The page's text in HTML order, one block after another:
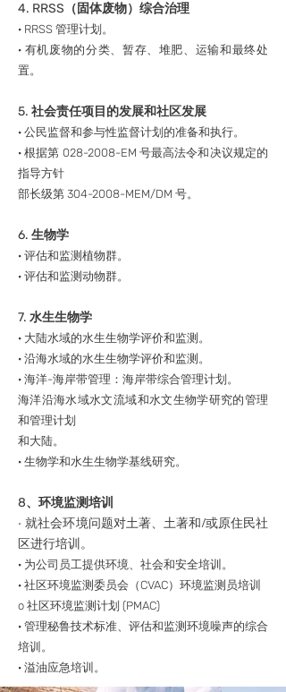
4. RRSS（固体废物）综合治理
· RRSS 管理计划。
· 有机废物的分类、暂存、堆肥、运输和最终处
置。
5. 社会责任项目的发展和社区发展
· 公民监督和参与性监督计划的准备和执行。
· 根据第 028-2008-EM 号最高法令和决议规定的
指导方针
部长级第 304-2008-MEM/DM 号。
6. 生物学
· 评估和监测植物群。
· 评估和监测动物群。
7. 水生生物学
· 大陆水域的水生生物学评价和监测。
· 沿海水域的水生生物学评价和监测。
· 海洋-海岸带管理：海岸带综合管理计划。
海洋沿海水域水文流域和水文生物学研究的管理
和管理计划
和大陆。
· 生物学和水生生物学基线研究。
8、环境监测培训
· 就社会环境问题对土著、土著和/或原住民社
区进行培训。
· 为公司员工提供环境、社会和安全培训。
· 社区环境监测委员会（CVAC）环境监测员培训
o 社区环境监测计划 (PMAC)
· 管理秘鲁技术标准、评估和监测环境噪声的综合
培训。
· 溢油应急培训。